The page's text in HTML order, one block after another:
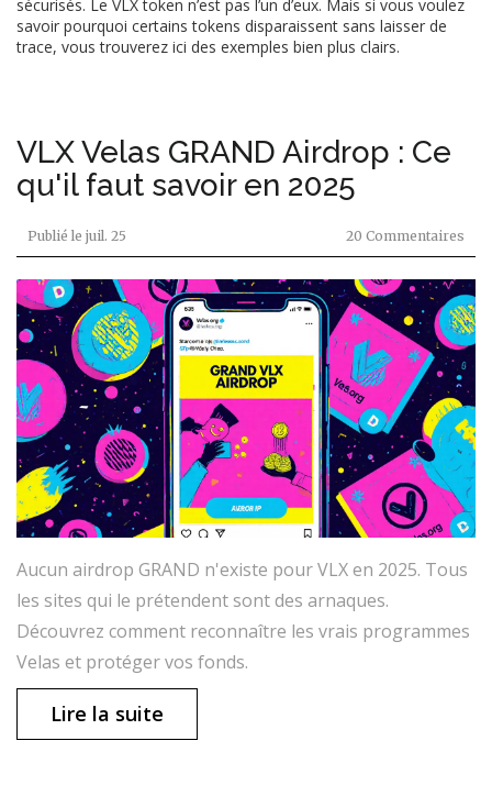
sécurisés. Le VLX token n’est pas l’un d’eux. Mais si vous voulez
savoir pourquoi certains tokens disparaissent sans laisser de
trace, vous trouverez ici des exemples bien plus clairs.
VLX Velas GRAND Airdrop : Ce
qu'il faut savoir en 2025
Publié le juil. 25 20 Commentaires
Aucun airdrop GRAND n'existe pour VLX en 2025. Tous
les sites qui le prétendent sont des arnaques.
Découvrez comment reconnaître les vrais programmes
Velas et protéger vos fonds.
Lire la suite